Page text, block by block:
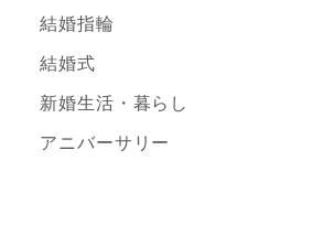
結婚指輪
結婚式
新婚生活・暮らし
アニバーサリー